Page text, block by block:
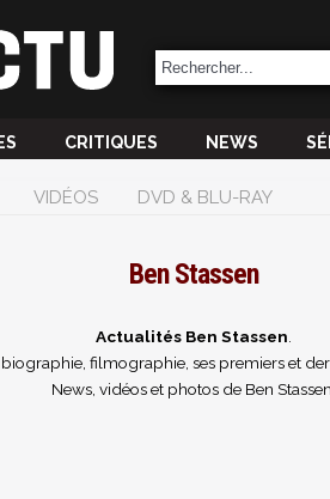
CRITIQUES NEWS
VIDÉOS DVD & BLU-RAY
Ben Stassen
Actualités Ben Stassen
biographie, filmographie, ses premiers et
News, vidéos et photos de Ben Stassen.